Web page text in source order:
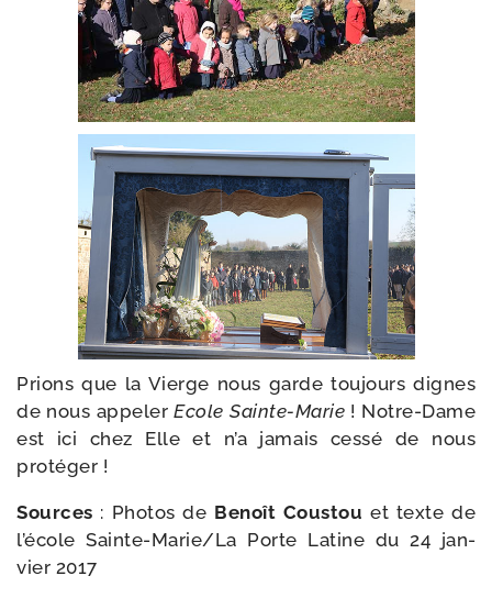
Prions que la Vierge nous garde tou­jours dignes
de nous appe­lerEcole Sainte-​Marie ! Notre-​Dame
est ici chez Elle et n’a jamais ces­sé de nous
protéger !
Sources : Photos de Benoît Coustou et texte de
l’é­cole Sainte-​Marie/​La Porte Latine du 24 jan­
vier 2017